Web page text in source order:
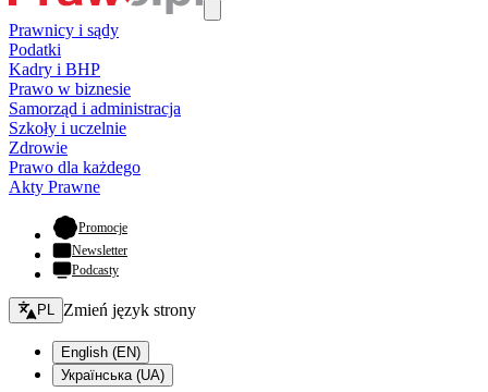
Prawnicy i sądy
Podatki
Kadry i BHP
Prawo w biznesie
Samorząd i administracja
Szkoły i uczelnie
Zdrowie
Prawo dla każdego
Akty Prawne
Promocje- otwiera się w nowej karcie
Newsletter
Podcasty
Zmień język - bieżący:
PL Zmień język strony
English (EN)
Українська (UA)